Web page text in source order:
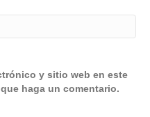
y sitio web en este
haga un comentario.